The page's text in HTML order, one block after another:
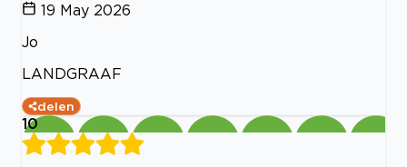
19 May 2026
Jo
LANDGRAAF
delen
10